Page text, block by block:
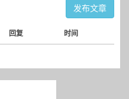
发布文章
回复 时间